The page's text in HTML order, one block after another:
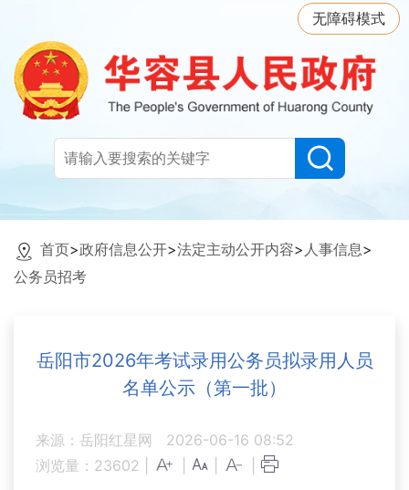
无障碍模式
首页>政府信息公开>法定主动公开内容> 人事信息>
公务员招考
岳阳市2026年考试录用公务员拟录用人员
名单公示（第一批）
来源：岳阳红星网
2026-06-16 08:52
浏览量： 23602